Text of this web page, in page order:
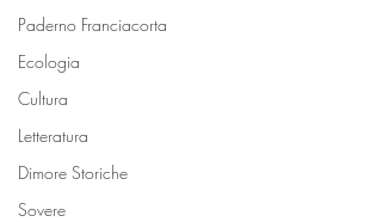
Paderno Franciacorta
Ecologia
Cultura
Letteratura
Dimore Storiche
Sovere